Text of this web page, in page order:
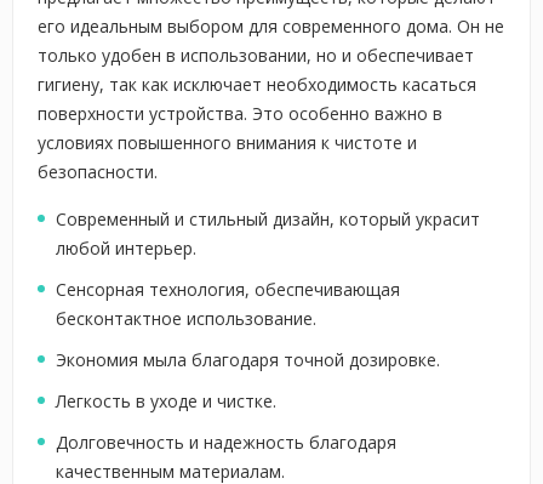
его идеальным выбором для современного дома. Он не
только удобен в использовании, но и обеспечивает
гигиену, так как исключает необходимость касаться
поверхности устройства. Это особенно важно в
условиях повышенного внимания к чистоте и
безопасности.
Современный и стильный дизайн, который украсит
любой интерьер.
Сенсорная технология, обеспечивающая
бесконтактное использование.
Экономия мыла благодаря точной дозировке.
Легкость в уходе и чистке.
Долговечность и надежность благодаря
качественным материалам.